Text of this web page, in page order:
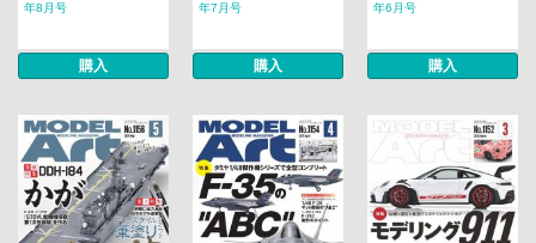
年8月号
購入
年7月号
購入
年6月号
購入